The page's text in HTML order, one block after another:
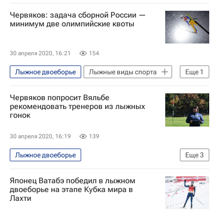
Эрнест Яхин
Червяков: задача сборной России —
минимум две олимпийские квоты
30 апреля 2020, 16:21 154
Еще 1
Лыжное двоеборье
Лыжные виды спорта
Эрнест Яхин
Червяков попросит Вяльбе
рекомендовать тренеров из лыжных
гонок
30 апреля 2020, 16:19 139
Еще3
Лыжное двоеборье
Сборная России по лыжным гонкам
Лыжные виды спорта
Елена Вяльбе
Японец Ватабэ победил в лыжном
двоеборье на этапе Кубка мира в
Лахти